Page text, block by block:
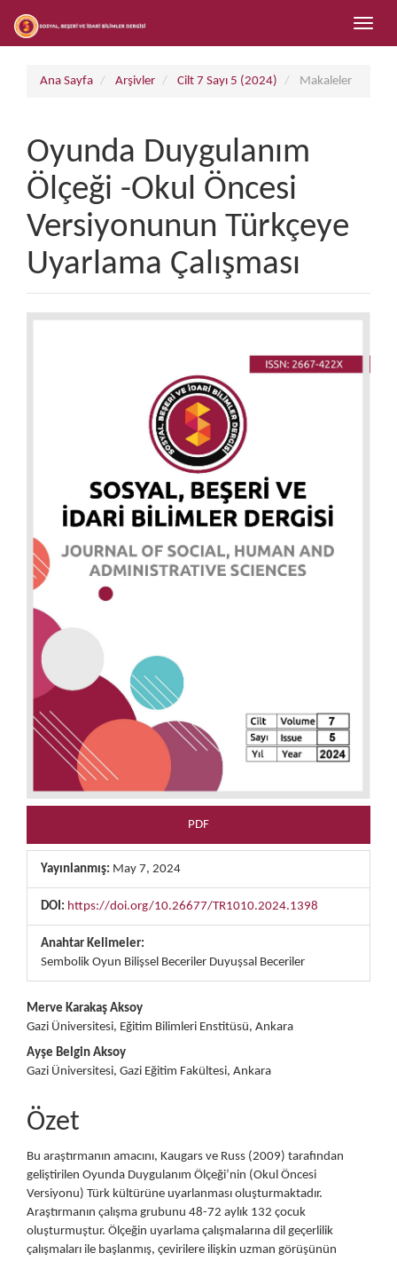
##plugins.themes.bootstrap3.accessible_menu.main_content##
##plugins.themes.bootstrap3.accessible_menu.sidebar##
Toggle
Ana Sayfa Arşivler Cilt 7 Sayı 5 (2024) Makaleler
Oyunda Duygulanım
Ölçeği -Okul Öncesi
Versiyonunun Türkçeye
Uyarlama Çalışması
PDF
Yayınlanmış: May 7, 2024
DOI: https://doi.org/10.26677/TR1010.2024.1398
Anahtar Kelimeler:
Sembolik Oyun Bilişsel Beceriler Duyuşsal Beceriler
Merve Karakaş Aksoy
Gazi Üniversitesi, Eğitim Bilimleri Enstitüsü, Ankara
Ayşe Belgin Aksoy
Gazi Üniversitesi, Gazi Eğitim Fakültesi, Ankara
Özet
Bu araştırmanın amacını, Kaugars ve Russ (2009) tarafından
geliştirilen Oyunda Duygulanım Ölçeği’nin (Okul Öncesi
Versiyonu) Türk kültürüne uyarlanması oluşturmaktadır.
Araştırmanın çalışma grubunu 48-72 aylık 132 çocuk
oluşturmuştur. Ölçeğin uyarlama çalışmalarına dil geçerlilik
çalışmaları ile başlanmış, çevirilere ilişkin uzman görüşünün